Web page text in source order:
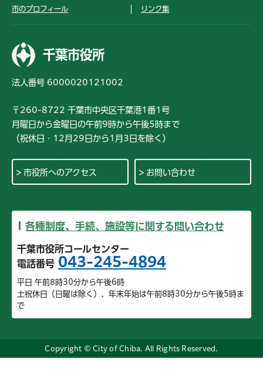
市のプロフィール リンク集
千葉市役所
法人番号 6000020121002
〒260-8722 千葉市中央区千葉港1番1号
月曜日から金曜日の午前9時から午後5時まで
（祝休日・12月29日から1月3日を除く）
市役所へのアクセス お問い合わせ
各種制度、手続、施設等に関する問い合わせ
千葉市役所コールセンター
電話番号 043-245-4894
平日 午前8時30分から午後6時
土祝休日（日曜は除く）、年末年始は午前8時30分から午後5時ま
で
Copyright © City of Chiba. All Rights Reserved.